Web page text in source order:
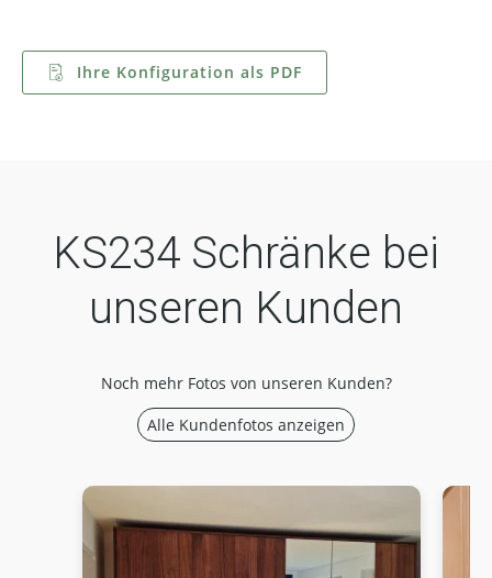
Ihre Konfiguration als PDF
KS234 Schränke bei
unseren Kunden
Noch mehr Fotos von unseren Kunden?
Alle Kundenfotos anzeigen